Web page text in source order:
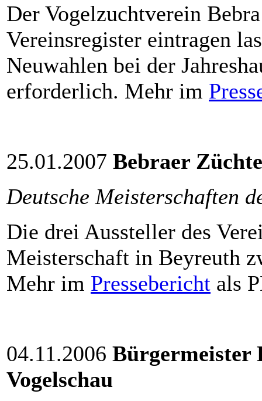
Der Vogelzuchtverein
Vereinsregister eintragen
Neuwahlen bei der
erforderlich. Mehr im
25.01.2007 Bebraer
Deutsche Meisterschaften
Die drei Aussteller des
Meisterschaft in Beyreuth
Mehr im Pressebericht als
04.11.2006 Bürgermeister
Vogelschau